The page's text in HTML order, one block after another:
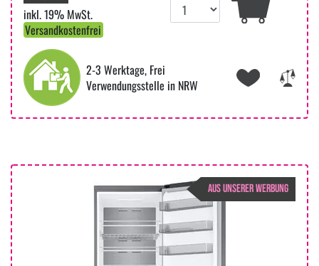
inkl. 19% MwSt.
Versandkostenfrei
2-3 Werktage, Frei
Verwendungsstelle in NRW
AUS UNSERER WERBUNG